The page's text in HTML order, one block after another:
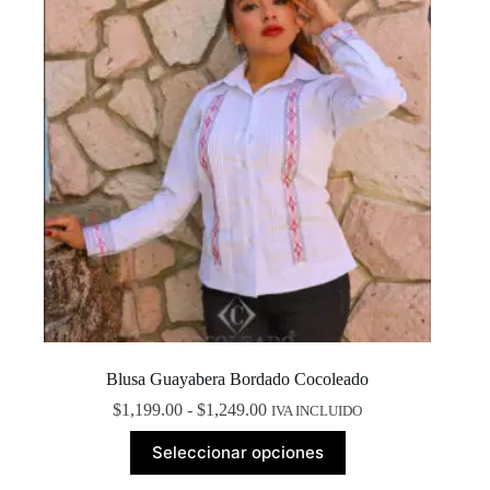
elegir
en
la
página
de
producto
Blusa Guayabera Bordado Cocoleado
$1,199.00 - $1,249.00Rango
de
precios:
IVA INCLUIDO
Seleccionar opciones
producto
tiene